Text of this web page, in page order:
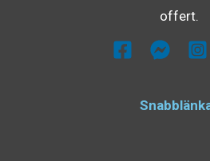
offert.